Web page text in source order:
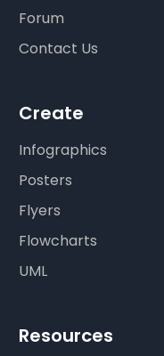
Forum
Contact Us
Create
Infographics
Posters
Flyers
Flowcharts
UML
Resources